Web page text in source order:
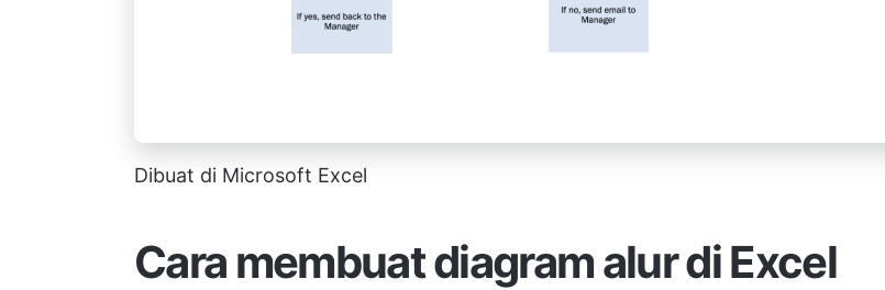
Dibuat di Microsoft Excel
Cara membuat diagram alur di Excel